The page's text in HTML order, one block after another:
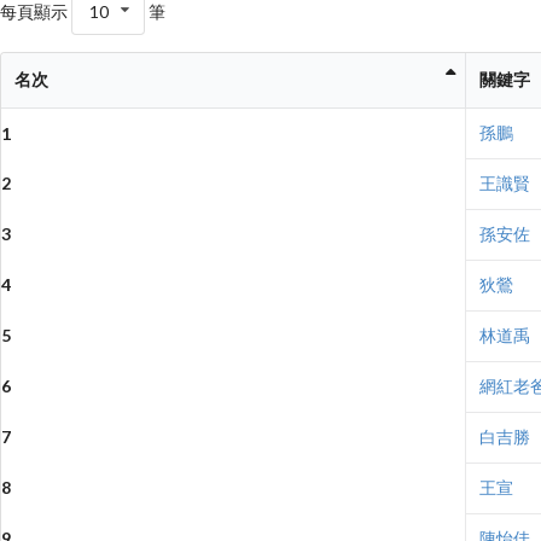
每頁顯示 10 筆
名次 關鍵字
1 孫鵬
2 王識賢
3 孫安佐
4 狄鶯
5 林道禹
6 網紅老
7 白吉勝
8 王宣